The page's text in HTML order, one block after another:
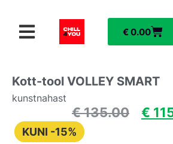
€0.00
Kott-tool VOLLEY SMART
kunstnahast
€135.00 €
KUNI -15%